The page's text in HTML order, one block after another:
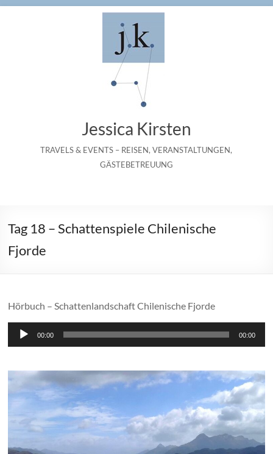
Jessica Kirsten
TRAVELS & EVENTS – REISEN, VERANSTALTUNGEN,
GÄSTEBETREUUNG
Tag 18 – Schattenspiele Chilenische
Fjorde
Hörbuch – Schattenlandschaft Chilenische Fjorde
Audio-
Player
00:00 00:00